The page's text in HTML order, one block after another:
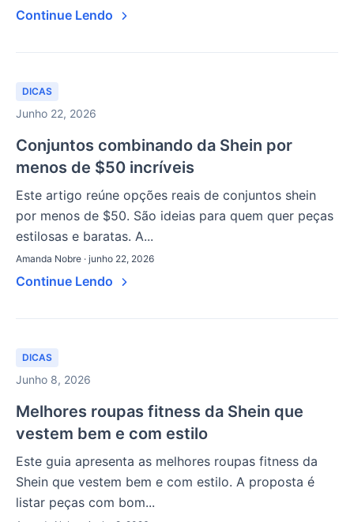
Continue Lendo
DICAS
Junho 22, 2026
Conjuntos combinando da Shein por
menos de $50 incríveis
Este artigo reúne opções reais de conjuntos shein
por menos de $50. São ideias para quem quer peças
estilosas e baratas. A...
Amanda Nobre · junho 22, 2026
Continue Lendo
DICAS
Junho 8, 2026
Melhores roupas fitness da Shein que
vestem bem e com estilo
Este guia apresenta as melhores roupas fitness da
Shein que vestem bem e com estilo. A proposta é
listar peças com bom...